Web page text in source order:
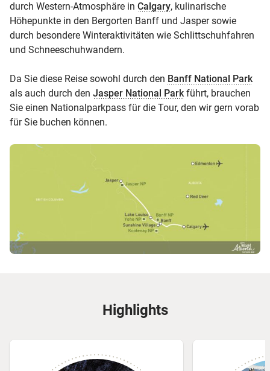
durch Western-Atmosphäre in Calgary, kulinarische
Höhepunkte in den Bergorten Banff und Jasper sowie
durch besondere Winteraktivitäten wie Schlittschuhfahren
und Schneeschuhwandern.
Da Sie diese Reise sowohl durch den Banff National Park
als auch durch den Jasper National Parkführt, brauchen
Sie einen Nationalparkpass für die Tour, den wir gern vorab
für Sie buchen können.
Highlights